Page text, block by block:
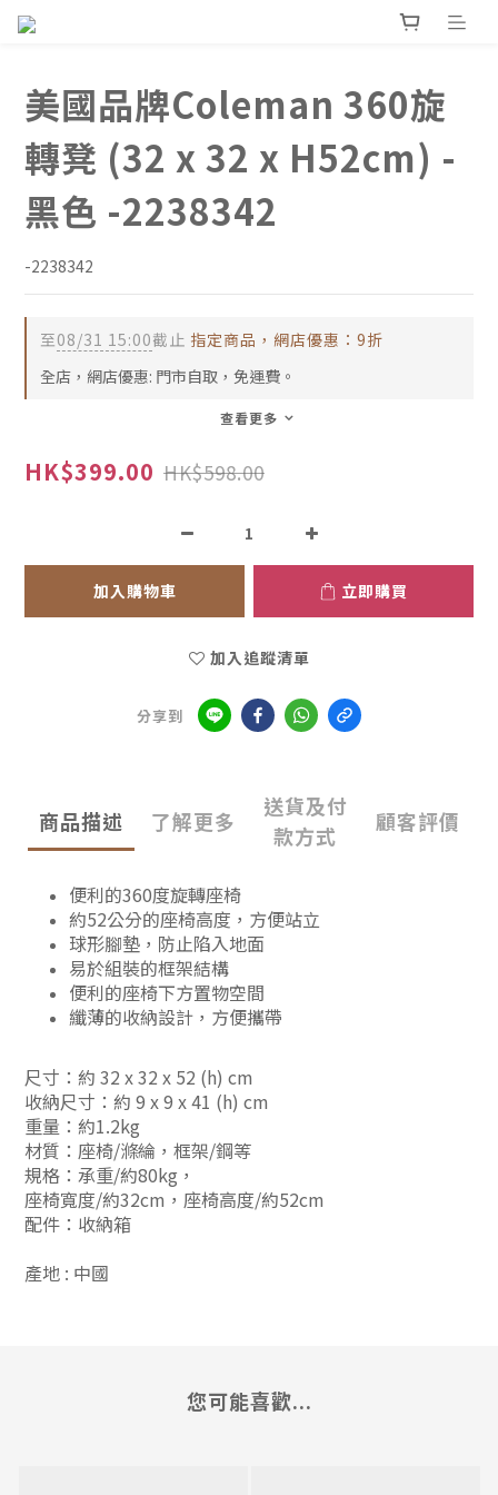
美國品牌Coleman 360旋
轉凳 (32 x 32 x H52cm) -
黑色 -2238342
-2238342
至08/31 15:00截止 指定商品，網店優惠：9折
全店，網店優惠: 門市自取，免運費。
查看更多
HK$399.00 HK$598.00
加入購物車 立即購買
加入追蹤清單
分享到
商品描述 了解更多
送貨及付
款方式
顧客評價
便利的360度旋轉座椅
約52公分的座椅高度，方便站立
球形腳墊，防止陷入地面
易於組裝的框架結構
便利的座椅下方置物空間
纖薄的收納設計，方便攜帶
尺寸：約 32 x 32 x 52 (h) cm
收納尺寸：約 9 x 9 x 41 (h) cm
重量：約1.2kg
材質：座椅/滌綸，框架/鋼等
規格：承重/約80kg，
座椅寬度/約32cm，座椅高度/約52cm
配件：收納箱
產地 : 中國
您可能喜歡...